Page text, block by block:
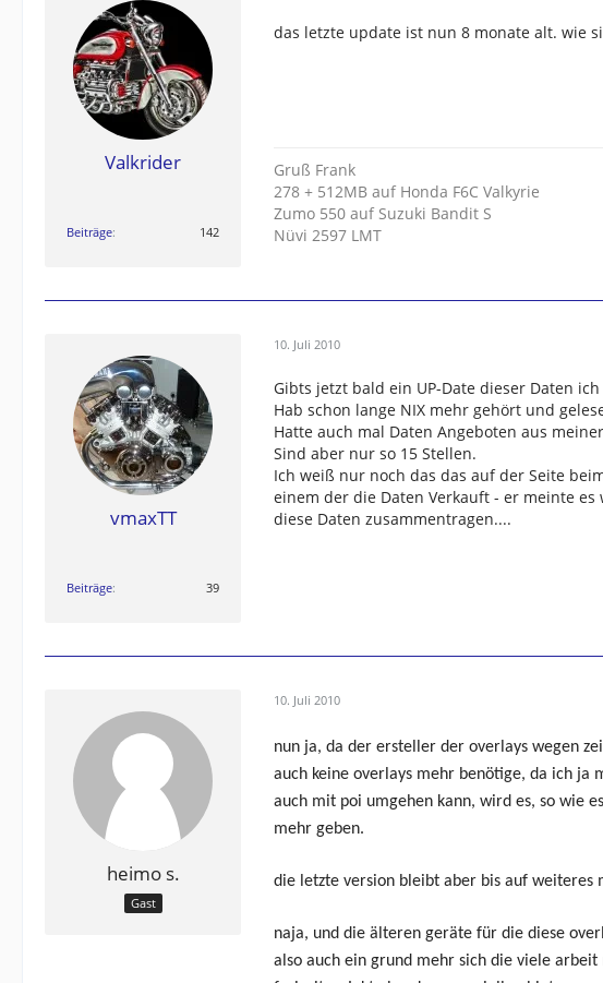
Valkrider
Beiträge 142
das letzte update ist nun 8 monate alt. wie
Gruß Frank
278 + 512MB auf Honda F6C Valkyrie
Zumo 550 auf Suzuki Bandit S
Nüvi 2597 LMT
vmaxTT
Beiträge 39
10. Juli 2010
Gibts jetzt bald ein UP-Date dieser Daten ich
Hab schon lange NIX mehr gehört und
Hatte auch mal Daten Angeboten aus
Sind aber nur so 15 Stellen.
Ich weiß nur noch das das auf der Seite
einem der die Daten Verkauft - er meinte
diese Daten zusammentragen....
heimo s.
Gast
10. Juli 2010
nun ja, da der ersteller der overlays wegen
auch keine overlays mehr benötige, da ich
auch mit poi umgehen kann, wird es, so wie
mehr geben.
die letzte version bleibt aber bis auf weiteres
naja, und die älteren geräte für die diese
also auch ein grund mehr sich die viele